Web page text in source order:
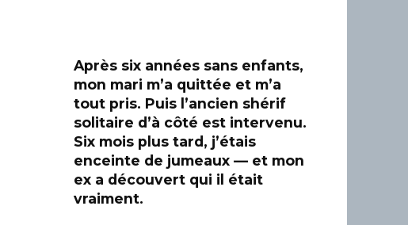
Après six années sans enfants,
mon mari m’a quittée et m’a
tout pris. Puis l’ancien shérif
solitaire d’à côté est intervenu.
Six mois plus tard, j’étais
enceinte de jumeaux — et mon
ex a découvert qui il était
vraiment.